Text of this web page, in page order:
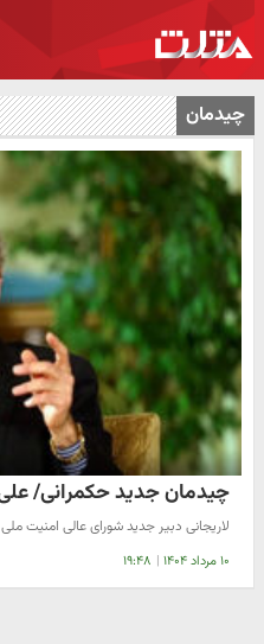
چیدمان
چیدمان جدید حکمرانی/
لاریجانی دبیر جدید شورای عالی امنیت ملی
۱۰ مرداد ۱۴۰۴ | ۱۹:۴۸